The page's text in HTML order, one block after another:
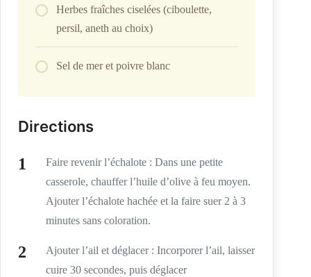
Herbes fraîches ciselées (ciboulette,
persil, aneth au choix)
Sel de mer et poivre blanc
Directions
Faire revenir l’échalote : Dans une petite
casserole, chauffer l’huile d’olive à feu moyen.
Ajouter l’échalote hachée et la faire suer 2 à 3
minutes sans coloration.
Ajouter l’ail et déglacer : Incorporer l’ail, laisser
cuire 30 secondes, puis déglacer